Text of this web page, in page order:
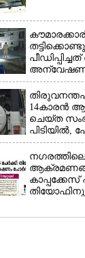
ഡെലിവറി
14കാരൻ
ചെയ്ത
ചുമത്തി
കാപ്പക്കേസ്
തിയോഫിനും